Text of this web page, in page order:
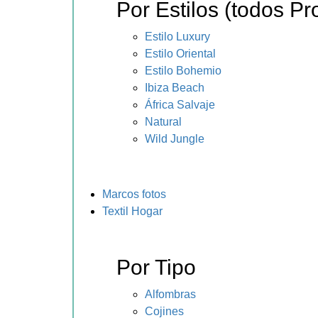
Por Estilos (todos
Estilo Luxury
Estilo Oriental
Estilo Bohemio
Ibiza Beach
África Salvaje
Natural
Wild Jungle
Marcos fotos
Textil Hogar
Por Tipo
Alfombras
Cojines